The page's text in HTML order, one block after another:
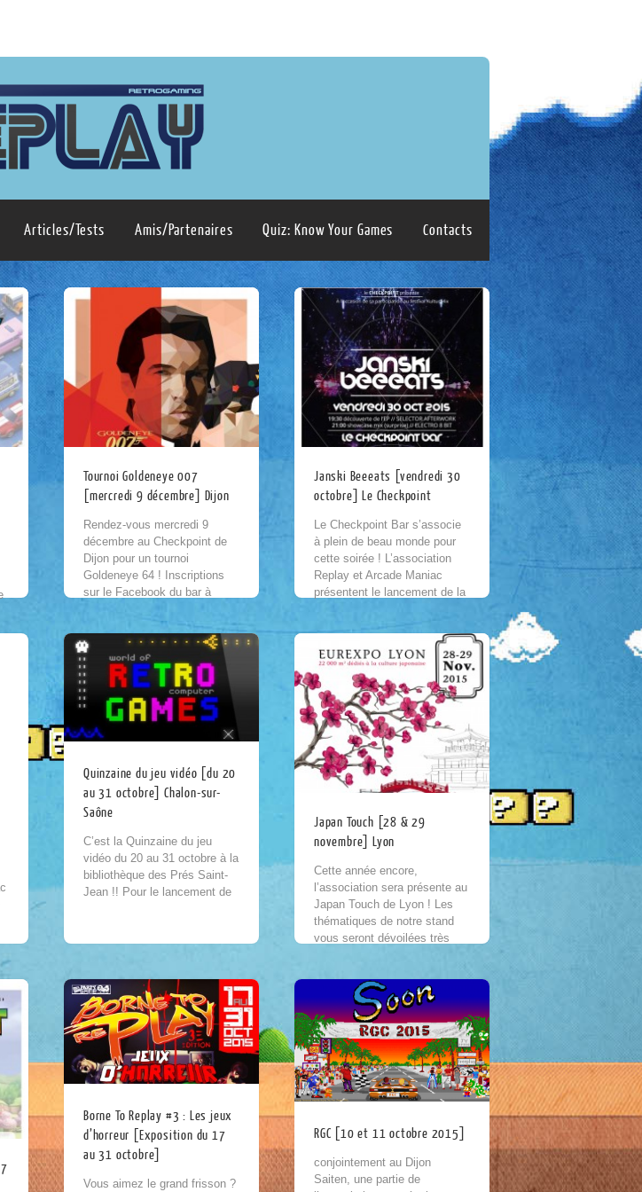
Articles/Tests Amis/Partenaires Quiz: Know Your Games Contacts
Tournoi Goldeneye 007
[mercredi 9 décembre] Dijon
Rendez-vous mercredi 9
décembre au Checkpoint de
Dijon pour un tournoi
Goldeneye 64 ! Inscriptions
sur le Facebook du bar à
Janski Beeeats [vendredi 30
octobre] Le Checkpoint
Le Checkpoint Bar s’associe
à plein de beau monde pour
cette soirée ! L’association
Replay et Arcade Maniac
présentent le lancement de la
label Dijonnais Police...
Quinzaine du jeu vidéo [du 20
au 31 octobre] Chalon-sur-
Saône
C’est la Quinzaine du jeu
vidéo du 20 au 31 octobre à la
bibliothèque des Prés Saint-
Jean !! Pour le lancement de
Replay...
Japan Touch [28 & 29
novembre] Lyon
Cette année encore,
l’association sera présente au
Japan Touch de Lyon ! Les
thématiques de notre stand
vous seront dévoilées très
Borne To Replay #3 : Les jeux
d’horreur [Exposition du 17
au 31 octobre]
Vous aimez le grand frisson ?
RGC [10 et 11 octobre 2015]
conjointement au Dijon
Saiten, une partie de